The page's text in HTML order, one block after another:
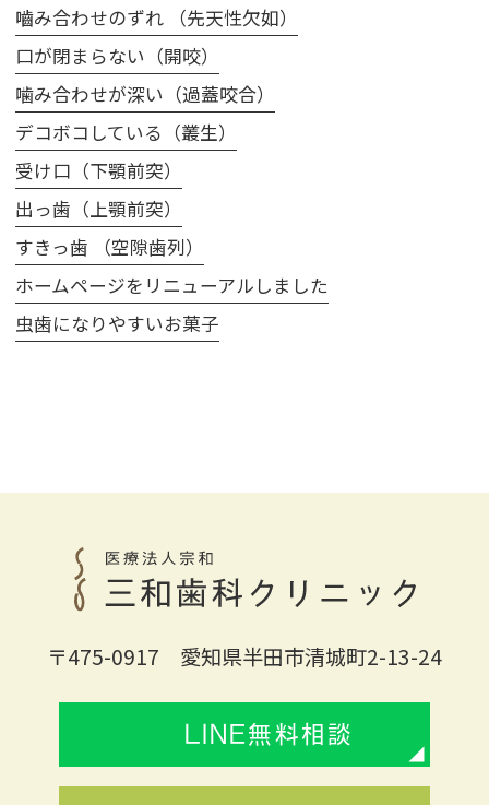
嚙み合わせのずれ （先天性欠如）
口が閉まらない（開咬）
噛み合わせが深い（過蓋咬合）
デコボコしている（叢生）
受け口（下顎前突）
出っ歯（上顎前突）
すきっ歯 （空隙歯列）
ホームページをリニューアルしました
虫歯になりやすいお菓子
〒475-0917 愛知県半田市清城町2-13-24
LINE無料相談